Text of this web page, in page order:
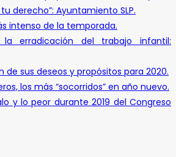
derecho”: Ayuntamiento SLP.
intenso de la temporada.
erradicación del trabajo infantil:
de sus deseos y propósitos para 2020.
los más “socorridos” en año nuevo.
y lo peor durante 2019 del Congreso